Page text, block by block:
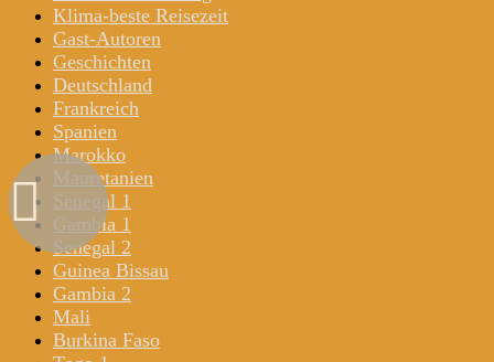
Klima-beste Reisezeit
Gast-Autoren
Geschichten
Deutschland
Frankreich
Spanien
Marokko
Mauretanien
Senegal 1
Gambia 1
Senegal 2
Guinea Bissau
Gambia 2
Mali
Burkina Faso